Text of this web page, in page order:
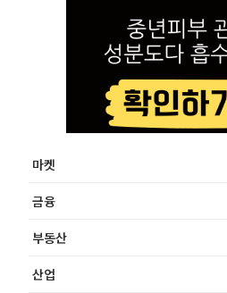
마켓
금융
부동산
산업